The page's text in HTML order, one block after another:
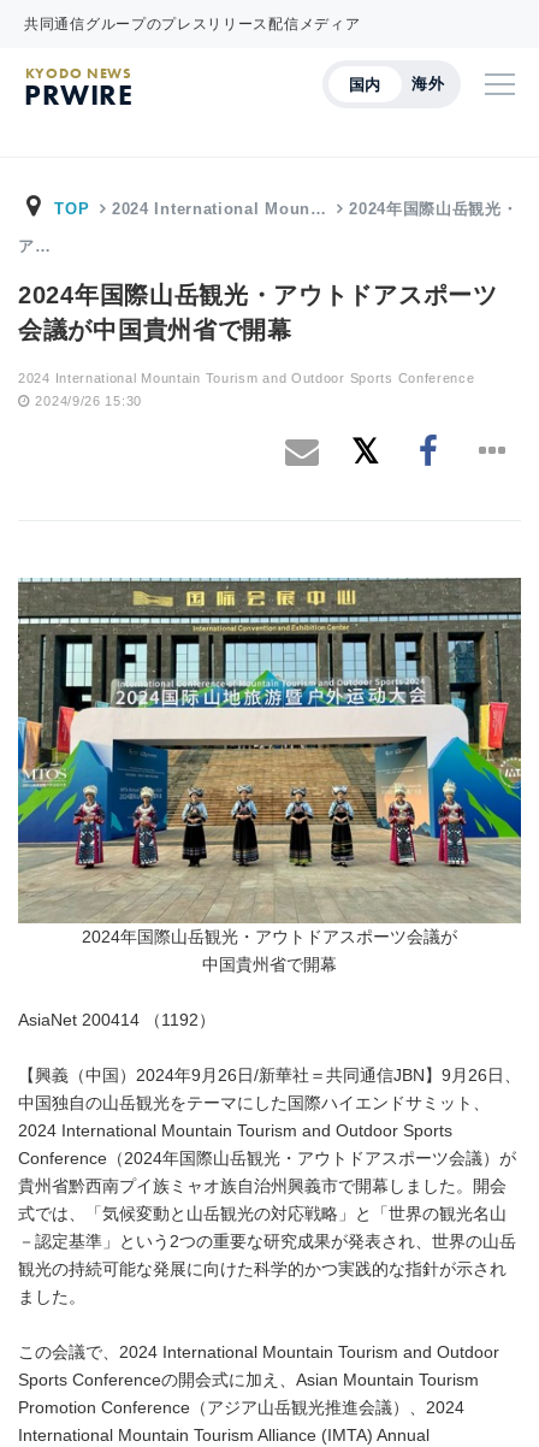
共同通信グループのプレスリリース配信メディア
国内 海外
KYODO NEWS
PRWIRE
TOP 2024 International Moun… 2024年国際山岳観光・
ア…
2024年国際山岳観光・アウトドアスポーツ
会議が中国貴州省で開幕
2024 International Mountain Tourism and Outdoor Sports Conference
2024/9/26 15:30
2024年国際山岳観光・アウトドアスポーツ会議が
中国貴州省で開幕
AsiaNet 200414 （1192）
【興義（中国）2024年9月26日/新華社＝共同通信JBN】9月26日、
中国独自の山岳観光をテーマにした国際ハイエンドサミット、
2024 International Mountain Tourism and Outdoor Sports
Conference（2024年国際山岳観光・アウトドアスポーツ会議）が
貴州省黔西南プイ族ミャオ族自治州興義市で開幕しました。開会
式では、「気候変動と山岳観光の対応戦略」と「世界の観光名山
－認定基準」という2つの重要な研究成果が発表され、世界の山岳
観光の持続可能な発展に向けた科学的かつ実践的な指針が示され
ました。
この会議で、2024 International Mountain Tourism and Outdoor
Sports Conferenceの開会式に加え、Asian Mountain Tourism
Promotion Conference（アジア山岳観光推進会議）、2024
International Mountain Tourism Alliance (IMTA) Annual